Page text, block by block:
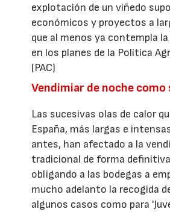
explotación de un viñedo
económicos y proyectos a
que al menos ya contempla
en los planes de la Política
(PAC)
Vendimiar de noche como
Las sucesivas olas de calor
España, más largas e
antes, han afectado a la
tradicional de forma
obligando a las bodegas a
mucho adelanto la recogida
algunos casos como para